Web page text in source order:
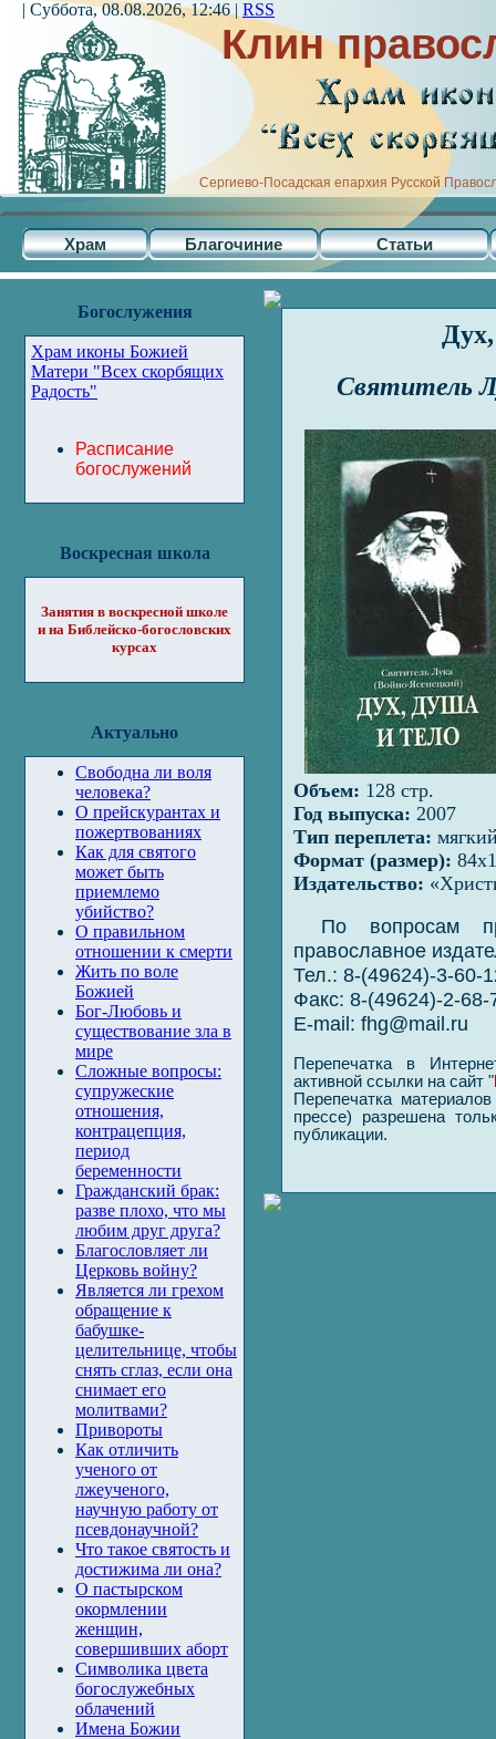
Клин
Сергиево-Посадская епархия Русской
Храм Благочиние Статьи
| Суббота, 08.08.2026, 12:46 | RSS
Богослужения
Храм иконы Божией
Матери "Всех скорбящих
Радость"
Расписание
богослужений
Воскресная школа
Занятия в воскресной школе
и на Библейско-богословских
курсах
Актуально
Свободна ли воля
человека?
О прейскурантах и
пожертвованиях
Как для святого
может быть
приемлемо
убийство?
О правильном
отношении к смерти
Жить по воле
Божией
Бог-Любовь и
существование зла в
мире
Сложные вопросы:
супружеские
отношения,
контрацепция,
период
беременности
Гражданский брак:
разве плохо, что мы
любим друг друга?
Благословляет ли
Церковь войну?
Является ли грехом
обращение к
бабушке-
целительнице, чтобы
снять сглаз, если она
снимает его
молитвами?
Привороты
Как отличить
ученого от
лжеученого,
научную работу от
псевдонаучной?
Что такое святость и
достижима ли она?
О пастырском
окормлении
женщин,
совершивших аборт
Символика цвета
богослужебных
облачений
Имена Божии
Святитель
Объем: 128 стр.
Год выпуска: 2007
Тип переплета:
Формат (размер):
Издательство:
По вопросам
православное
Тел.: 8-(49624)-3-60-
Факс: 8-(49624)-2-68-
E-mail: fhg@mail.ru
Перепечатка в
активной ссылки на сайт "
Перепечатка
прессе) разрешена
публикации.